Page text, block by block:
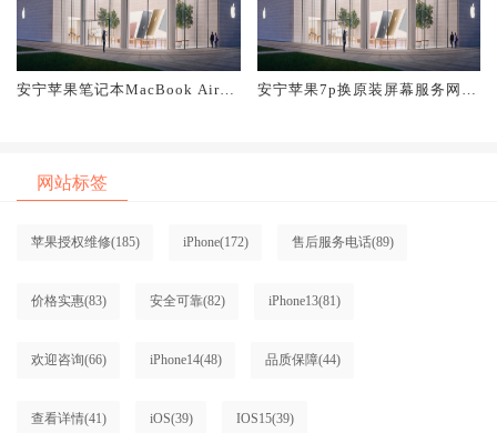
安宁苹果笔记本MacBook Air换
安宁苹果7p换原装屏幕服务网点
网站标签
苹果授权维修(185) iPhone(172) 售后服务电话(89)
价格实惠(83) 安全可靠(82) iPhone13(81)
欢迎咨询(66) iPhone14(48) 品质保障(44)
查看详情(41) iOS(39) IOS15(39)